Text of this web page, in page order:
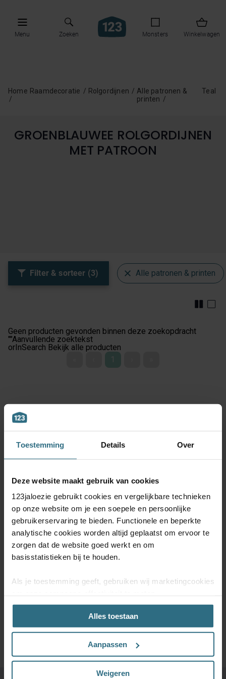
Toestemming Details Over
Deze website maakt gebruik van cookies
123jaloezie gebruikt cookies en vergelijkbare technieken
op onze website om je een soepele en persoonlijke
gebruikerservaring te bieden. Functionele en beperkte
analytische cookies worden altijd geplaatst om ervoor te
zorgen dat de website goed werkt en om
basisstatistieken bij te houden.
Als je toestemming geeft, gebruiken wij marketingcookies
(prestatiegerichte marketingcookies) en content op jouw
voorkeuren af te stemmen (advertentie- en
socialmediacookies). Deze cookies kunnen we inzetten
voor advertentie personalisaties. Met deze cookies
kunnen wij en derde partijen uw gedrag op onze website
Alles toestaan
Aanpassen
Weigeren
Menu Zoeken Monsters Winkelwagen
Home Raamdecoratie Rolgordijnen
Alle patronen &
printen
Teal
GROENBLAUWEE ROLGORDIJNEN
MET PATROON
Filter & sorteer (3) Alle patronen & printen
Geen producten gevonden binnen deze zoekopdracht
""Aanvullende zoektekst
orInSearch Bekijk alle producten
1
ABONNEER JE NU OP ONZE
NIEUWSBRIEF
Schrijf je in voor onze nieuwsbrief en blijf op de hoogte van
kortingsacties en productupdates. Door je te abonneren op de
nieuwsbrief, ga je akkoord met onzeAlgemene voorwaarden
onzePrivacy & Cookiebeleid.
SCHRIJF MIJ IN